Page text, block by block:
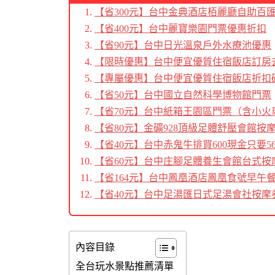
【省300元】台中金典酒店栢麗廳自助百匯
【省400元】台中麗寶樂園門票優惠折扣
【省90元】台中日光溫泉戶外水療池優惠
【限時優惠】台中便宜優質住宿飯店訂房
【專屬優惠】台中便宜優質住宿飯店折扣
【省50元】台中國立自然科學博物館門票
【省70元】台中紙箱王園區門票（含小火
【省80元】金礦928頂級足體舒壓會館按
【省40元】台中赤鬼牛排買600現金只要
【省60元】台中庄腳足體養生會館台式按
【省164元】台中鳳凰酒店鳳凰食號早午
【省40元】台中足湯匯日式足湯會社按摩
內容目錄
全台玩水景點推薦清單